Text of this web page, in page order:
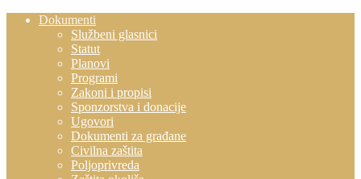
Dokumenti
Službeni glasnici
Statut
Planovi
Programi
Zakoni i propisi
Sponzorstva i donacije
Ugovori
Dokumenti za građane
Civilna zaštita
Poljoprivreda